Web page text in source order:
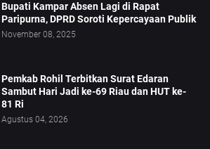
Bupati Kampar Absen Lagi di Rapat
Paripurna, DPRD Soroti Kepercayaan Publik
November 08, 2025
Pemkab Rohil Terbitkan Surat Edaran
Sambut Hari Jadi ke-69 Riau dan HUT ke-
81 Ri
Agustus 04, 2026